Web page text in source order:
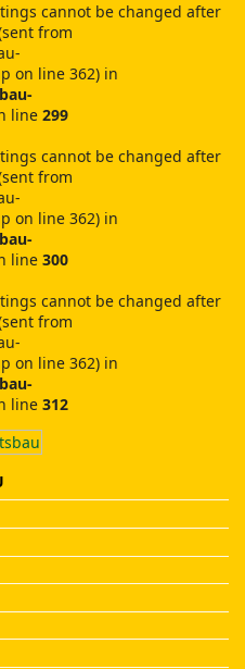
cannot be changed after
from
on line 362) in
line 299
cannot be changed after
from
on line 362) in
line 300
cannot be changed after
from
on line 362) in
line 312